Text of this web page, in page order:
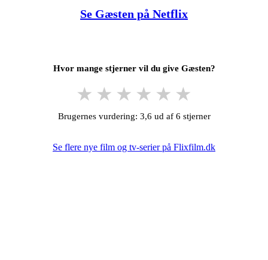
Se Gæsten på Netflix
Hvor mange stjerner vil du give Gæsten?
★ ★ ★ ★ ★ ★
Brugernes vurdering: 3,6 ud af 6 stjerner
Se flere nye film og tv-serier på Flixfilm.dk